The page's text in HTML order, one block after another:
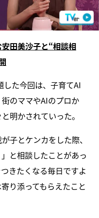
安田美沙子と“相談相
した今回は、子育てAI
のママやAIのプロか
明かされていった。
子とケンカをした際、
と相談したことがあっ
きたくなる毎日ですよ
り添ってもらえたこと